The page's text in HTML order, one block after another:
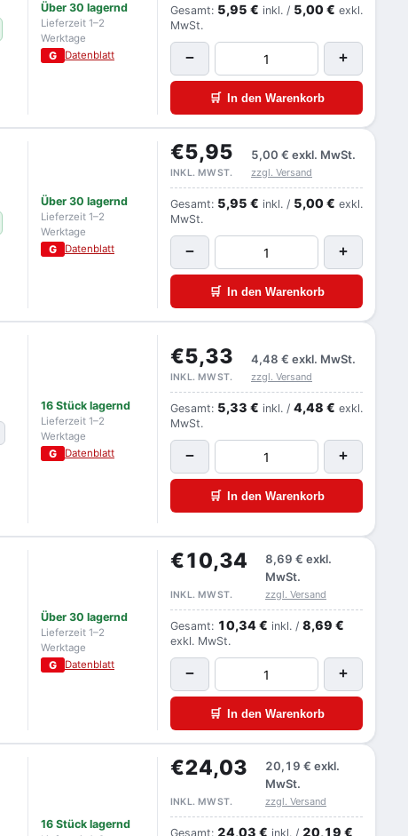
Über 30 lagernd
Lieferzeit 1–2
Werktage
G Datenblatt
Gesamt: 5,95 € inkl. / 5,00 € exkl.
MwSt.
− +
🛒 In den Warenkorb
Über 30 lagernd
Lieferzeit 1–2
Werktage
G Datenblatt
€5,95 5,00 € exkl. MwSt.
INKL. MWST. zzgl. Versand
Gesamt: 5,95 € inkl. / 5,00 € exkl.
MwSt.
− +
🛒 In den Warenkorb
16 Stück lagernd
Lieferzeit 1–2
Werktage
G Datenblatt
€5,33 4,48 € exkl. MwSt.
INKL. MWST. zzgl. Versand
Gesamt: 5,33 € inkl. / 4,48 € exkl.
MwSt.
− +
🛒 In den Warenkorb
Über 30 lagernd
Lieferzeit 1–2
Werktage
G Datenblatt
€10,34 8,69 € exkl.
MwSt.
INKL. MWST. zzgl. Versand
Gesamt: 10,34 € inkl. / 8,69 €
exkl. MwSt.
− +
🛒 In den Warenkorb
16 Stück lagernd
€24,03 20,19 € exkl.
MwSt.
INKL. MWST. zzgl. Versand
Gesamt: 24,03 € inkl. / 20,19 €